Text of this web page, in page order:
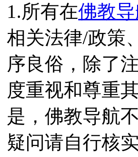
1.所有在佛教
相关法律/政策
序良俗，除了
度重视和尊重
是，佛教导航
疑问请自行核